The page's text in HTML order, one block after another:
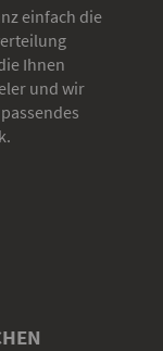
einfach die
Ihnen
und wir